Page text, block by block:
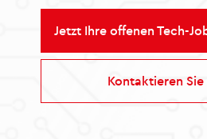
Jetzt Ihre offenen Tech-
Kontaktieren Sie